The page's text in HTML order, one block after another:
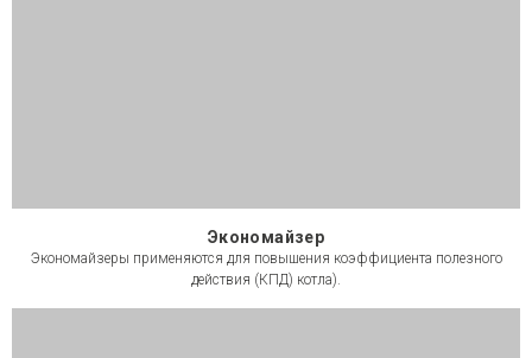
Экономайзер
Экономайзеры применяются для повышения коэффициента полезного
действия (КПД) котла).